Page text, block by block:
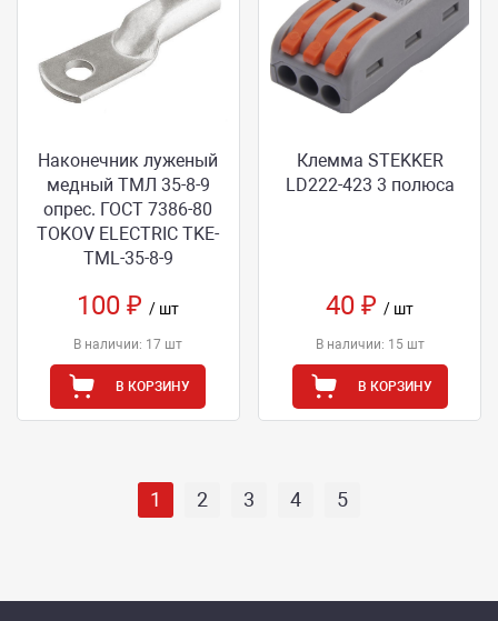
Наконечник луженый
медный ТМЛ 35-8-9
опрес. ГОСТ 7386-80
TOKOV ELECTRIC TKE-
TML-35-8-9
100 ₽/ шт
В наличии: 17 шт
В КОРЗИНУ
Клемма STEKKER
LD222-423 3 полюса
40 ₽/ шт
В наличии: 15 шт
В КОРЗИНУ
1 2 3 4 5